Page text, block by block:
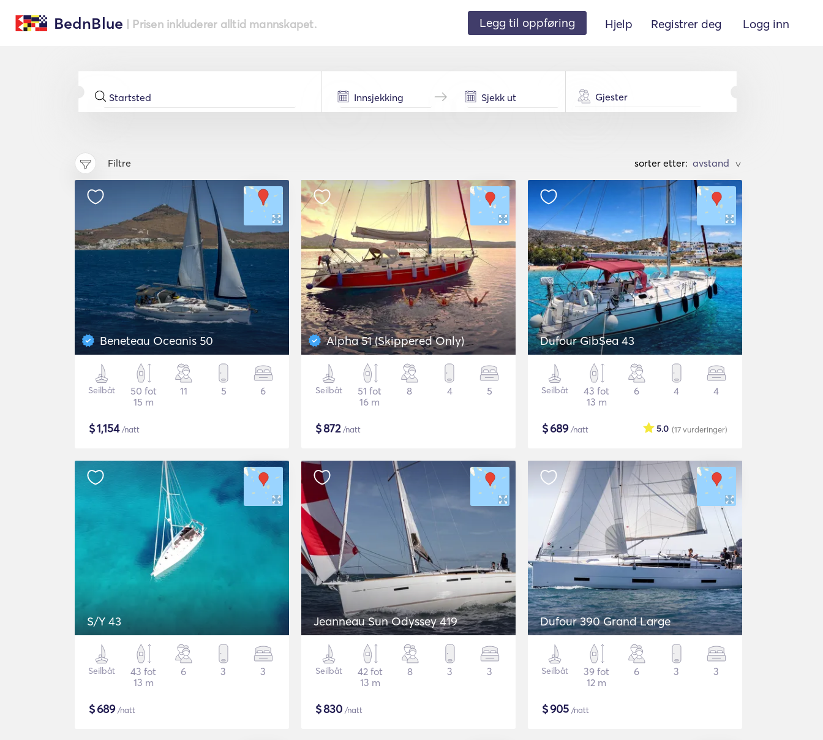
BednBlue | Prisen inkluderer alltid mannskapet. Legg til oppføring Hjelp Registrer deg Logg inn
Gjester
Filtre sorter etter: >
Beneteau Oceanis 50
Seilbåt
50 fot
15 m
11 5 6
$1,154/natt
Alpha 51 (Skippered Only)
Seilbåt
51 fot
16 m
8 4 5
$872/natt
Dufour GibSea 43
Seilbåt
43 fot
13 m
6 4 4
$689/natt (17vurderinger)
5.0
S/Y 43
Seilbåt
43 fot
13 m
6 3 3
$689/natt
Jeanneau Sun Odyssey 419
Seilbåt
42 fot
13 m
8 3 3
$830 /natt
Dufour 390 Grand Large
Seilbåt
39 fot
12 m
6 3 3
$905 /natt